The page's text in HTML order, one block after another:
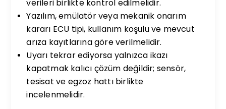
verileri birlikte kontrol edilmelidir.
Yazılım, emülatör veya mekanik onarım
kararı ECU tipi, kullanım koşulu ve mevcut
arıza kayıtlarına göre verilmelidir.
Uyarı tekrar ediyorsa yalnızca ikazı
kapatmak kalıcı çözüm değildir; sensör,
tesisat ve egzoz hattı birlikte
incelenmelidir.